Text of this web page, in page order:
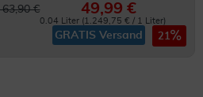
63,90 € 49,99 €
0.04 Liter (1.249,75 € / 1 Liter)
GRATIS Versand 21